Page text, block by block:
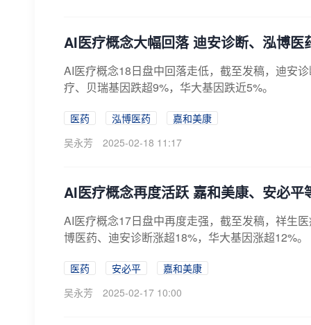
AI医疗概念大幅回落 迪安诊断、泓博医
AI医疗概念18日盘中回落走低，截至发稿，迪安
疗、贝瑞基因跌超9%，华大基因跌近5%。
医药 泓博医药
嘉和美康
吴永芳
2025-02-18 11:17
AI医疗概念再度活跃 嘉和美康、安必平
AI医疗概念17日盘中再度走强，截至发稿，祥生
博医药、迪安诊断涨超18%，华大基因涨超12%。
医药 安必平
嘉和美康
吴永芳
2025-02-17 10:00